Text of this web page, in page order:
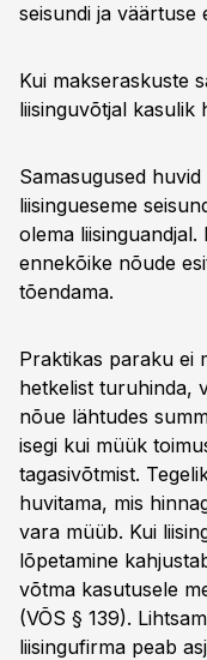
seisundi ja väärtuse
Kui makseraskuste
liisinguvõtjal kasulik
Samasugused
liisingueseme
olema
ennekõike nõude
tõendama.
Praktikas paraku ei
hetkelist turuhinda,
nõue lähtudes
isegi kui müük
tagasivõtmist.
huvitama, mis
vara müüb. Kui
lõpetamine
võtma kasutusele
(VÕS § 139).
liisingufirma peab